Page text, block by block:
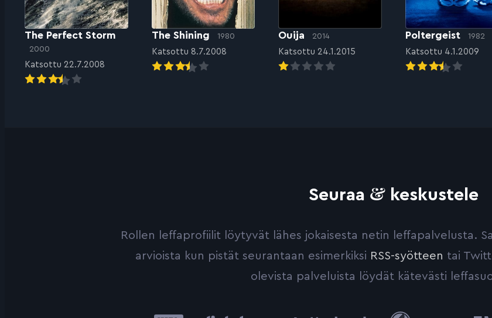
The Perfect Storm
2000
Katsottu 22.7.2008
The Shining 1980
Katsottu 8.7.2008
Ouija 2014
Katsottu 24.1.2015
Poltergeist 1982
Katsottu 4.1.2009
Seuraa & keskustele
Rollen leffaprofiilit löytyvät lähes jokaisesta netin leffapalvelusta.
arvioista kun pistät seurantaan esimerkiksi RSS-syötteen tai
olevista palveluista löydät kätevästi